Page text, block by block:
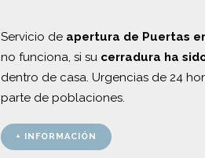
Servicio de apertura de Puertas
no funciona, si su cerradura ha
dentro de casa. Urgencias de 24
parte de poblaciones.
+ INFORMACIÓN